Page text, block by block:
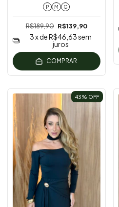
P M G
R$189,90 R$139,90
3x deR$46,63sem
juros
COMPRAR
43% OFF